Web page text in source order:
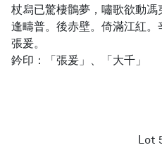
杖舄已驚棲鶻夢，嘯歌欲動馮
逢疇普。後赤壁。倚滿江紅
張爰。
鈐印：「張爰」、「大千」
Lot